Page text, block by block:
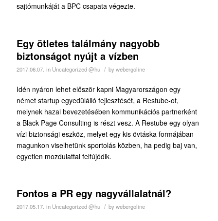
sajtómunkáját a BPC csapata végezte.
Egy ötletes találmány nagyobb
biztonságot nyújt a vízben
2017.06.07. in Uncategorized @hu / bywebergoline
Idén nyáron lehet először kapni Magyarországon egy
német startup egyedülálló fejlesztését, a Restube-ot,
melynek hazai bevezetésében kommunikációs partnerként
a Black Page Consulting is részt vesz. A Restube egy olyan
vízi biztonsági eszköz, melyet egy kis övtáska formájában
magunkon viselhetünk sportolás közben, ha pedig baj van,
egyetlen mozdulattal felfújódik.
Fontos a PR egy nagyvállalatnál?
2017.05.17. in Uncategorized @hu / bywebergoline